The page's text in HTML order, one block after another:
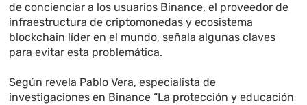
de concienciar a los usuarios Binance, el proveedor de
infraestructura de criptomonedas y ecosistema
blockchain líder en el mundo, señala algunas claves
para evitar esta problemática.
Según revela Pablo Vera, especialista de
investigaciones en Binance “La protección y educación